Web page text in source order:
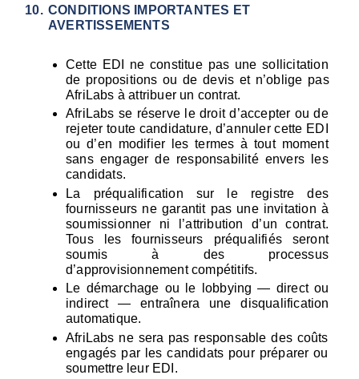
CONDITIONS IMPORTANTES ET
AVERTISSEMENTS
Cette EDI ne constitue pas une sollicitation
de propositions ou de devis et n’oblige pas
AfriLabs à attribuer un contrat.
AfriLabs se réserve le droit d’accepter ou de
rejeter toute candidature, d’annuler cette EDI
ou d’en modifier les termes à tout moment
sans engager de responsabilité envers les
candidats.
La préqualification sur le registre des
fournisseurs ne garantit pas une invitation à
soumissionner ni l’attribution d’un contrat.
Tous les fournisseurs préqualifiés seront
soumis à des processus
d’approvisionnement compétitifs.
Le démarchage ou le lobbying — direct ou
indirect — entraînera une disqualification
automatique.
AfriLabs ne sera pas responsable des coûts
engagés par les candidats pour préparer ou
soumettre leur EDI.